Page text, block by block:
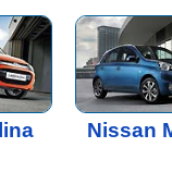
Nissan